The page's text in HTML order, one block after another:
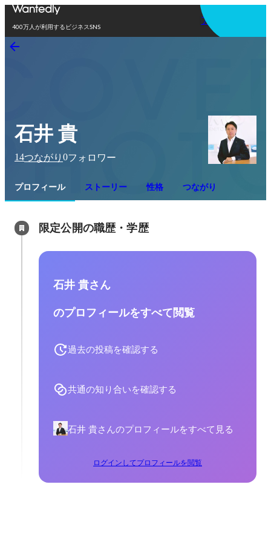
400万人が利用するビジネスSNS
アプリを使う
石井 貴
14つながり 0フォロワー
プロフィール ストーリー 性格 つながり
限定公開の職歴・学歴
石井 貴さん
のプロフィールをすべて閲覧
過去の投稿を確認する
共通の知り合いを確認する
石井 貴さんのプロフィールをすべて見る
ログインしてプロフィールを閲覧